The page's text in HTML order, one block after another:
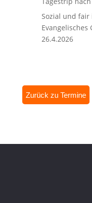
Sozial und fair
Evangelisches
26.4.2026
Zurück zu Termine